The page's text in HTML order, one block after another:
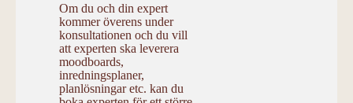
Om du och din expert
kommer överens under
konsultationen och du vill
att experten ska leverera
moodboards,
inredningsplaner,
planlösningar etc. kan du